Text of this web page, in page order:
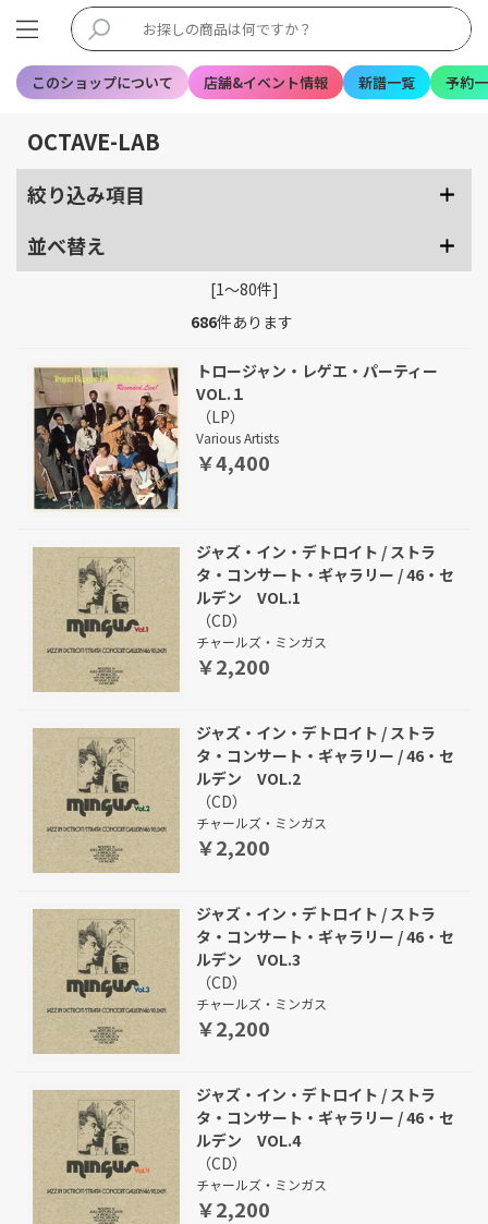
このショップについて 店舗&イベント情報 新譜一覧 予約
OCTAVE-LAB
絞り込み項目
並べ替え
[1～80件]
686件あります
トロージャン・レゲエ・パーティー
VOL.１
（LP）
Various Artists
￥4,400
ジャズ・イン・デトロイト / ストラ
タ・コンサート・ギャラリー / 46・セ
ルデン VOL.1
（CD）
チャールズ・ミンガス
￥2,200
ジャズ・イン・デトロイト / ストラ
タ・コンサート・ギャラリー / 46・セ
ルデン VOL.2
（CD）
チャールズ・ミンガス
￥2,200
ジャズ・イン・デトロイト / ストラ
タ・コンサート・ギャラリー / 46・セ
ルデン VOL.3
（CD）
チャールズ・ミンガス
￥2,200
ジャズ・イン・デトロイト / ストラ
タ・コンサート・ギャラリー / 46・セ
ルデン VOL.4
（CD）
チャールズ・ミンガス
￥2,200